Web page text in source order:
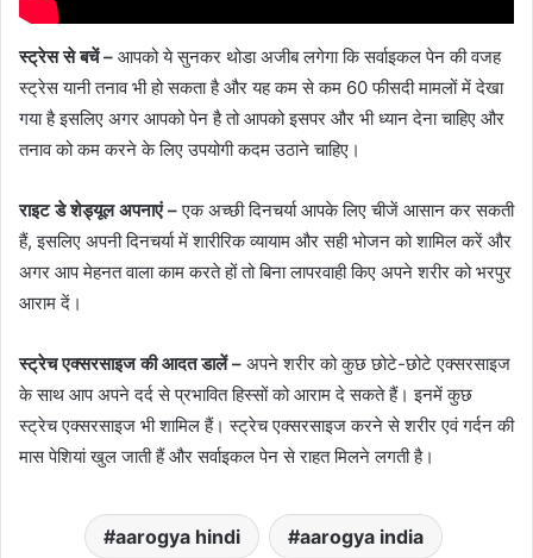
स्ट्रेस से बचें – आपको ये सुनकर थोडा अजीब लगेगा कि सर्वाइकल पेन की वजह
स्ट्रेस यानी तनाव भी हो सकता है और यह कम से कम 60 फीसदी मामलों में देखा
गया है इसलिए अगर आपको पेन है तो आपको इसपर और भी ध्यान देना चाहिए और
तनाव को कम करने के लिए उपयोगी कदम उठाने चाहिए।
राइट डे शेड्यूल अपनाएं –एक अच्छी दिनचर्या आपके लिए चीजें आसान कर सकती
हैं, इसलिए अपनी दिनचर्या में शारीरिक व्यायाम और सही भोजन को शामिल करें और
अगर आप मेहनत वाला काम करते हों तो बिना लापरवाही किए अपने शरीर को भरपुर
आराम दें।
स्ट्रेच एक्सरसाइज की आदत डालें – अपने शरीर को कुछ छोटे-छोटे एक्सरसाइज
के साथ आप अपने दर्द से प्रभावित हिस्सों को आराम दे सकते हैं। इनमें कुछ
स्ट्रेच एक्सरसाइज भी शामिल हैं। स्ट्रेच एक्सरसाइज करने से शरीर एवं गर्दन की
मास पेशियां खुल जाती हैं और सर्वाइकल पेन से राहत मिलने लगती है।
aarogya hindi aarogya india